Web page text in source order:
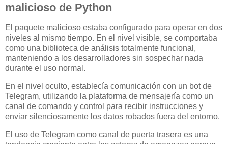
malicioso de Python
El paquete malicioso estaba configurado para operar en dos
niveles al mismo tiempo. En el nivel visible, se comportaba
como una biblioteca de análisis totalmente funcional,
manteniendo a los desarrolladores sin sospechar nada
durante el uso normal.
En el nivel oculto, establecía comunicación con un bot de
Telegram, utilizando la plataforma de mensajería como un
canal de comando y control para recibir instrucciones y
enviar silenciosamente los datos robados fuera del entorno.
El uso de Telegram como canal de puerta trasera es una